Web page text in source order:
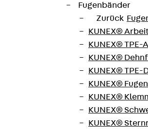
Fugenbänder
Zurück
KUNEX®
KUNEX®
KUNEX®
KUNEX®
KUNEX®
KUNEX®
KUNEX®
KUNEX®
Isolierwanne
an C-